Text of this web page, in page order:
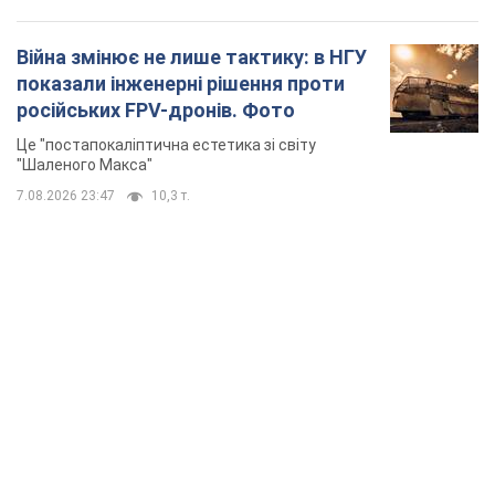
Війна змінює не лише тактику: в НГУ
показали інженерні рішення проти
російських FPV-дронів. Фото
Це "постапокаліптична естетика зі світу
"Шаленого Макса"
7.08.2026 23:47 10,3 т.